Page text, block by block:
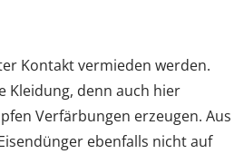
Kontakt vermieden werden.
Kleidung, denn auch hier
Verfärbungen erzeugen. Aus
ebenfalls nicht auf